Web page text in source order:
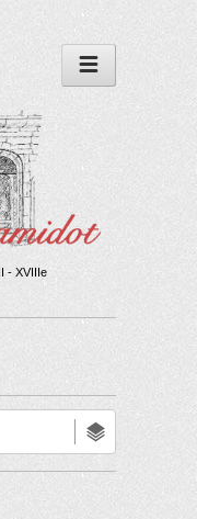
- XVIIIe